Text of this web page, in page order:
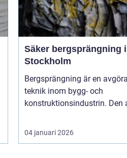
Säker bergsprängning i
Stockholm
Bergsprängning är en
teknik inom bygg- och
konstruktionsindustrin. Den
04 januari 2026